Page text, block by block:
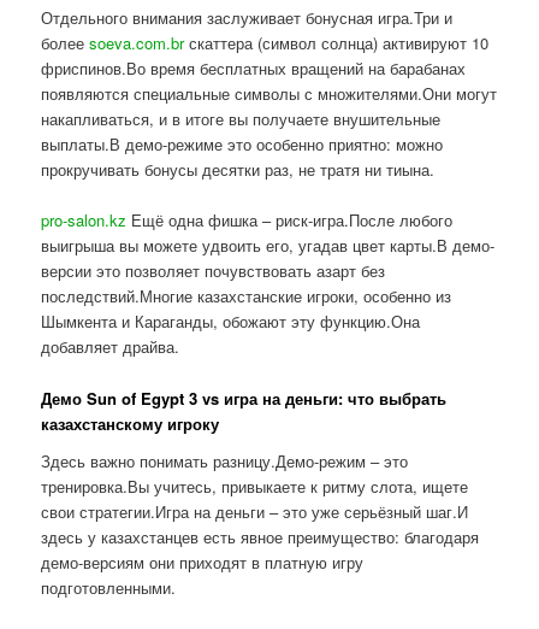
Отдельного внимания заслуживает бонусная игра.Три и
болееsoeva.com.brскаттера (символ солнца) активируют 10
фриспинов.Во время бесплатных вращений на барабанах
появляются специальные символы с множителями.Они могут
накапливаться, и в итоге вы получаете внушительные
выплаты.В демо-режиме это особенно приятно: можно
прокручивать бонусы десятки раз, не тратя ни тиына.
pro-salon.kz Ещё одна фишка – риск-игра.После любого
выигрыша вы можете удвоить его, угадав цвет карты.В демо-
версии это позволяет почувствовать азарт без
последствий.Многие казахстанские игроки, особенно из
Шымкента и Караганды, обожают эту функцию.Она
добавляет драйва.
Демо Sun of Egypt 3 vs игра на деньги: что выбрать
казахстанскому игроку
Здесь важно понимать разницу.Демо-режим – это
тренировка.Вы учитесь, привыкаете к ритму слота, ищете
свои стратегии.Игра на деньги – это уже серьёзный шаг.И
здесь у казахстанцев есть явное преимущество: благодаря
демо-версиям они приходят в платную игру
подготовленными.